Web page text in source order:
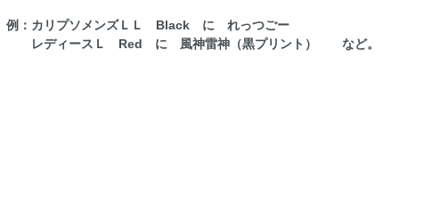
例：カリプソメンズＬＬ Black に れっつごー
レディースＬ Red に 風神雷神（黒プリント） など。